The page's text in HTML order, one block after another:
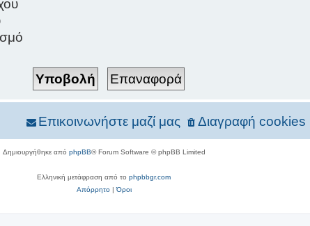
Διαγραφή cookies
Επικοινωνήστε μαζί μας
Δημιουργήθηκε από phpBB® Forum Software © phpBB Limited
Ελληνική μετάφραση από το phpbbgr.com
Απόρρητο|Όροι